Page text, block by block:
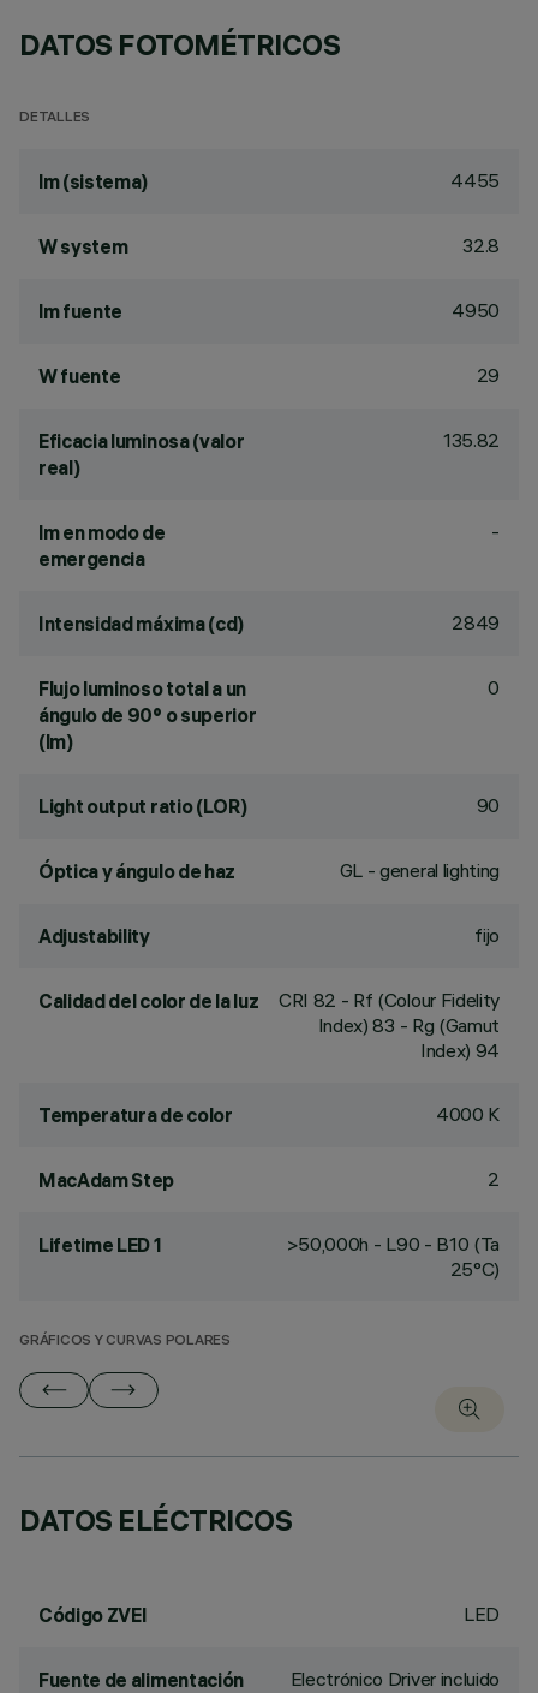
DATOS FOTOMÉTRICOS
DETALLES
lm (sistema) 4455
W system 32.8
lm fuente 4950
W fuente 29
Eficacia luminosa (valor
real)
135.82
lm en modo de
emergencia
-
Intensidad máxima (cd) 2849
Flujo luminoso total a un
ángulo de 90° o superior
(lm)
0
Light output ratio (LOR) 90
Óptica y ángulo de haz GL - general lighting
Adjustability fijo
Calidad del color de la luz CRI 82 - Rf (Colour Fidelity
Index) 83 - Rg (Gamut
Index) 94
Temperatura de color 4000 K
MacAdam Step 2
Lifetime LED 1
>50,000h - L90 - B10 (Ta
25°C)
GRÁFICOS Y CURVAS POLARES
DATOS ELÉCTRICOS
Código ZVEI LED
Fuente de alimentación Electrónico Driver incluido